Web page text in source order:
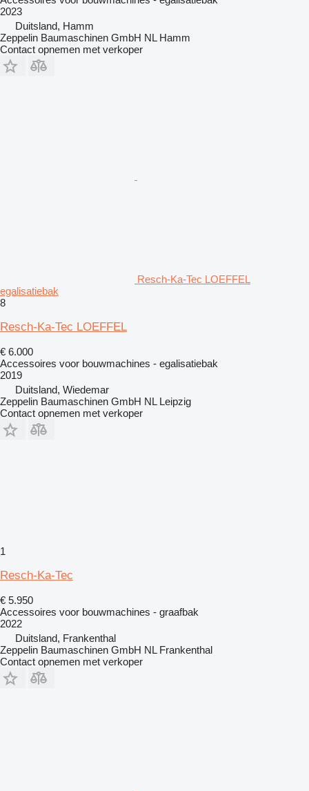
2023
Duitsland, Hamm
Zeppelin Baumaschinen GmbH NL Hamm
Contact opnemen met verkoper
Resch-Ka-Tec LOEFFEL
egalisatiebak
8
Resch-Ka-Tec LOEFFEL
€ 6.000
Accessoires voor bouwmachines - egalisatiebak
2019
Duitsland, Wiedemar
Zeppelin Baumaschinen GmbH NL Leipzig
Contact opnemen met verkoper
1
Resch-Ka-Tec
€ 5.950
Accessoires voor bouwmachines - graafbak
2022
Duitsland, Frankenthal
Zeppelin Baumaschinen GmbH NL Frankenthal
Contact opnemen met verkoper